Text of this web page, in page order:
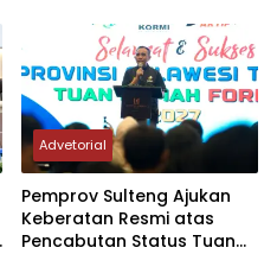
Advetorial
Pemprov Sulteng Ajukan
Keberatan Resmi atas
Pencabutan Status Tuan